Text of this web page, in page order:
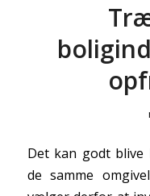
Det kan godt blive
de samme